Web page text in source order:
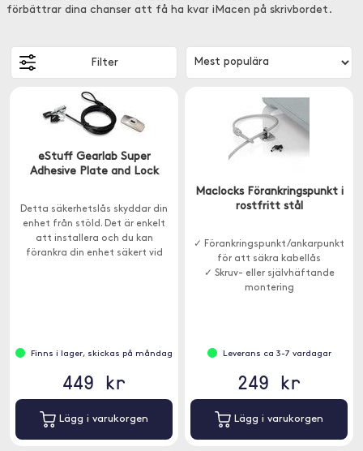
förbättrar dina chanser att få ha kvar iMacen på skrivbordet.
Filter
eStuff Gearlab Super
Adhesive Plate and Lock
Detta säkerhetslås skyddar din
enhet från stöld. Det är enkelt
att installera och du kan
förankra din enhet säkert vid
Finns i lager, skickas på måndag
449 kr
Lägg i varukorgen
Maclocks Förankringspunkt i
rostfritt stål
✓ Förankringspunkt/ankarpunkt
för att säkra kabellås
✓ Skruv- eller självhäftande
montering
Leverans ca 3-7 vardagar
249 kr
Lägg i varukorgen